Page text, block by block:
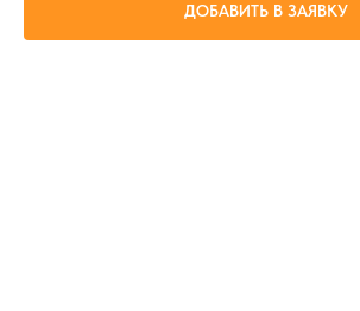
ДОБАВИТЬ В ЗАЯВКУ